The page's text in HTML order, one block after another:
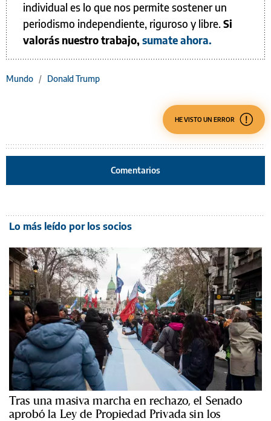
individual es lo que nos permite sostener un
periodismo independiente, riguroso y libre.Si
valorás nuestro trabajo, sumate ahora.
Mundo / Donald Trump
HE VISTO UN ERROR
Comentarios
Lo más leído por los socios
Tras una masiva marcha en rechazo, el Senado
aprobó la Ley de Propiedad Privada sin los